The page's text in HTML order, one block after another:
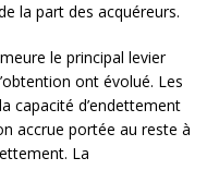
la part des acquéreurs.
le principal levier
ont évolué. Les
capacité d’endettement
accrue portée au reste à
La